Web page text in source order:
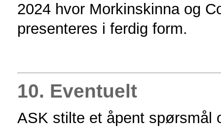
2024 hvor Morkinskinna og
presenteres i ferdig form.
10. Eventuelt
ASK stilte et åpent